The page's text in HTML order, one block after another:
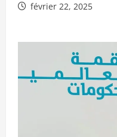
février 22, 2025